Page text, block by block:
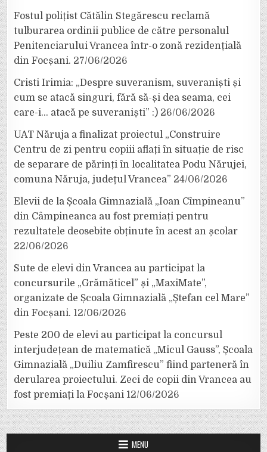
Fostul polițist Cătălin Stegărescu reclamă
tulburarea ordinii publice de către personalul
Penitenciarului Vrancea într-o zonă rezidențială
din Focșani. 27/06/2026
Cristi Irimia: „Despre suveranism, suveraniști și
cum se atacă singuri, fără să-și dea seama, cei
care-i… atacă pe suveraniști” :) 26/06/2026
UAT Năruja a finalizat proiectul „Construire
Centru de zi pentru copiii aflați în situație de risc
de separare de părinți în localitatea Podu Nărujei,
comuna Năruja, județul Vrancea” 24/06/2026
Elevii de la Școala Gimnazială „Ioan Cîmpineanu”
din Câmpineanca au fost premiați pentru
rezultatele deosebite obținute în acest an școlar
22/06/2026
Sute de elevi din Vrancea au participat la
concursurile „Grămăticel” și „MaxiMate”,
organizate de Școala Gimnazială „Ștefan cel Mare”
din Focșani. 12/06/2026
Peste 200 de elevi au participat la concursul
interjudețean de matematică „Micul Gauss”, Școala
Gimnazială „Duiliu Zamfirescu” fiind parteneră în
derularea proiectului. Zeci de copii din Vrancea au
fost premiați la Focșani 12/06/2026
MENU